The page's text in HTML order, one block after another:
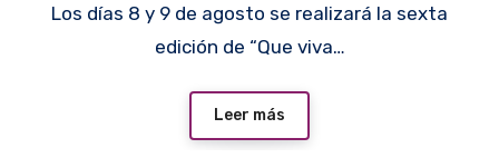
Los días 8 y 9 de agosto se realizará la sexta
edición de “Que viva…
Leer más